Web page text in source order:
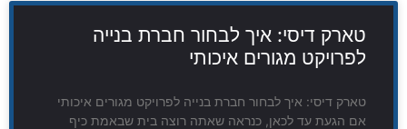
טארק דיסי: איך לבחור חברת בנייה
לפרויקט מגורים איכותי
טארק דיסי: איך לבחור חברת בנייה לפרויקט מגורים איכותי
אם הגעת עד לכאן, כנראה שאתה רוצה בית שבאמת כיף